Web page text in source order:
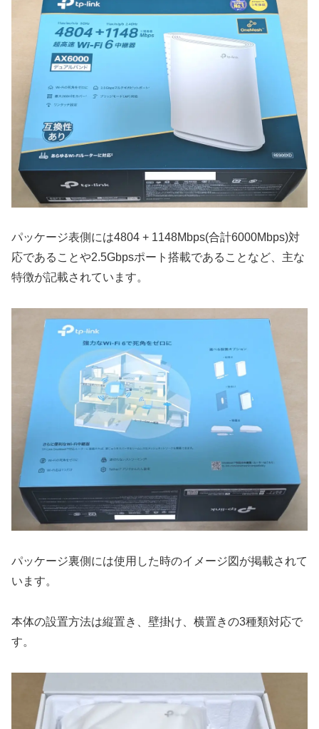
パッケージ表側には4804 + 1148Mbps(合計6000Mbps)対
応であることや2.5Gbpsポート搭載であることなど、主な
特徴が記載されています。
パッケージ裏側には使用した時のイメージ図が掲載されて
います。
本体の設置方法は縦置き、壁掛け、横置きの3種類対応で
す。